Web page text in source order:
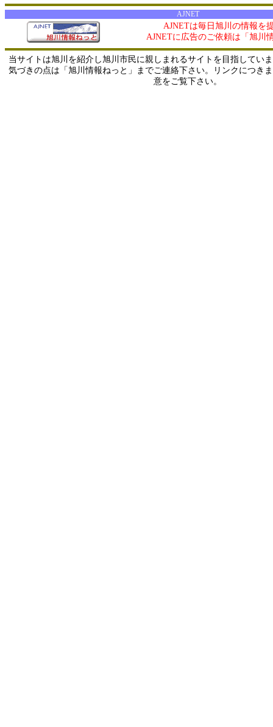
AJNET
AJNETは毎日旭川の情報を
AJNETに広告のご依頼は「旭川
当サイトは旭川を紹介し旭川市民に親しまれるサイトを目指してい
気づきの点は「旭川情報ねっと」までご連絡下さい。リンクにつき
意をご覧下さい。